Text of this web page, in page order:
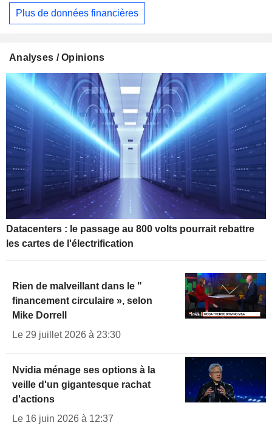
Plus de données financières
Analyses / Opinions
Datacenters : le passage au 800 volts pourrait rebattre
les cartes de l'électrification
Rien de malveillant dans le "
financement circulaire », selon
Mike Dorrell
Le 29 juillet 2026 à 23:30
Nvidia ménage ses options à la
veille d'un gigantesque rachat
d'actions
Le 16 juin 2026 à 12:37